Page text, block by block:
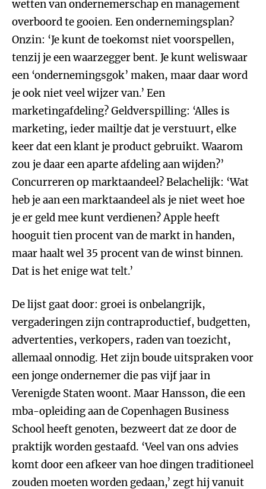
wetten van ondernemerschap en management
overboord te gooien. Een ondernemingsplan?
Onzin: ‘Je kunt de toekomst niet voorspellen,
tenzij je een waarzegger bent. Je kunt weliswaar
een ‘ondernemingsgok’ maken, maar daar word
je ook niet veel wijzer van.’ Een
marketingafdeling? Geldverspilling: ‘Alles is
marketing, ieder mailtje dat je verstuurt, elke
keer dat een klant je product gebruikt. Waarom
zou je daar een aparte afdeling aan wijden?’
Concurreren op marktaandeel? Belachelijk: ‘Wat
heb je aan een marktaandeel als je niet weet hoe
je er geld mee kunt verdienen? Apple heeft
hooguit tien procent van de markt in handen,
maar haalt wel 35 procent van de winst binnen.
Dat is het enige wat telt.’
De lijst gaat door: groei is onbelangrijk,
vergaderingen zijn contraproductief, budgetten,
advertenties, verkopers, raden van toezicht,
allemaal onnodig. Het zijn boude uitspraken voor
een jonge ondernemer die pas vijf jaar in
Verenigde Staten woont. Maar Hansson, die een
mba-opleiding aan de Copenhagen Business
School heeft genoten, bezweert dat ze door de
praktijk worden gestaafd. ‘Veel van ons advies
komt door een afkeer van hoe dingen traditioneel
zouden moeten worden gedaan,’ zegt hij vanuit